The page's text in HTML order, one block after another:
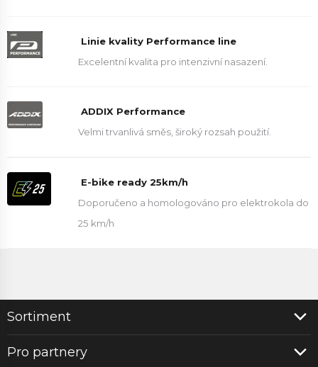
Linie kvality Performance line
Excelentní kvalita pro intenzivní nasazení.
ADDIX Performance
Velmi trvanlivá směs, široký rozsah použití.
E-bike ready 25km/h
Doporučeno a homologováno pro elektrokola do
25 km/h
Sortiment
Pro partnery